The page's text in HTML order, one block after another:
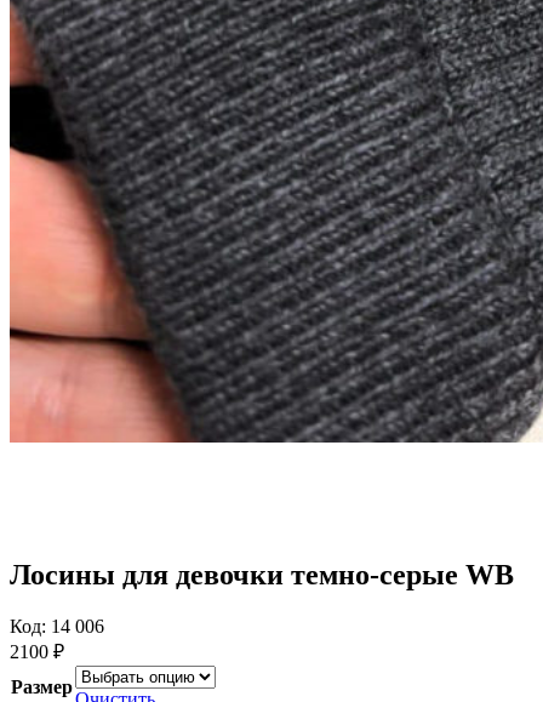
Лосины для девочки темно-серые WB
Код: 14 006
2100 ₽
Размер